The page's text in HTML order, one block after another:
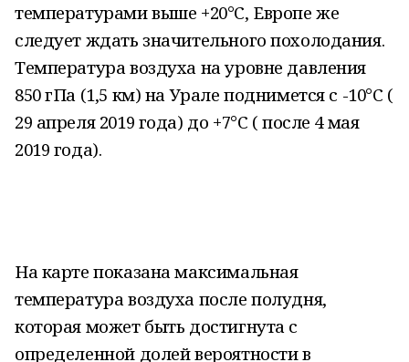
температурами выше +20°С, Европе же
следует ждать значительного похолодания.
Температура воздуха на уровне давления
850 гПа (1,5 км) на Урале поднимется с -10°С (
29 апреля 2019 года) до +7°С ( после 4 мая
2019 года).
На карте показана максимальная
температура воздуха после полудня,
которая может быть достигнута с
определенной долей вероятности в